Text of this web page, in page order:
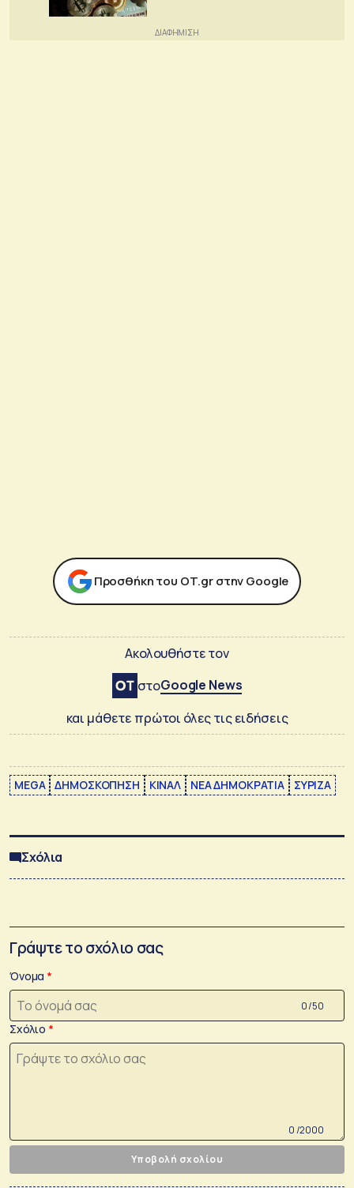
Προσθήκη του ΟΤ.gr στην Google
Ακολουθήστε τον
στοGoogle News
και μάθετε πρώτοι όλες τις ειδήσεις
MEGA ΔΗΜΟΣΚΟΠΗΣΗ ΚΙΝΑΛ ΝΕΑ ΔΗΜΟΚΡΑΤΙΑ ΣΥΡΙΖΑ
Σχόλια
Γράψτε το σχόλιο σας
Όνομα
0 /50
Σχόλιο
0 /2000
Υποβολή σχολίου